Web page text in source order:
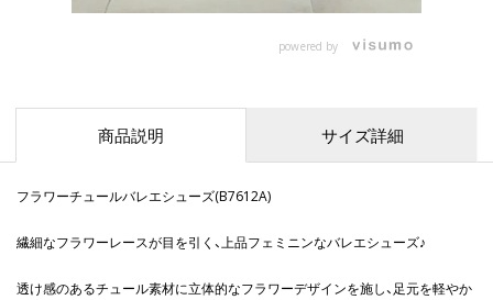
powered by
商品説明 サイズ詳細
フラワーチュールバレエシューズ(B7612A)
繊細なフラワーレースが目を引く、上品フェミニンなバレエシューズ♪
透け感のあるチュール素材に立体的なフラワーデザインを施し、足元を軽やか